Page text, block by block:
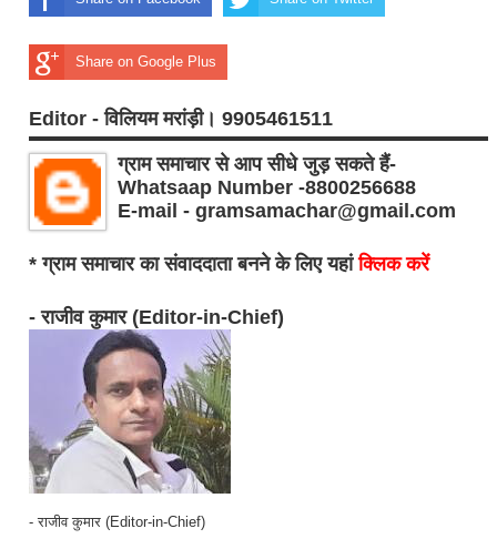
Share on Google Plus
Editor - विलियम मरांड़ी। 9905461511
ग्राम समाचार से आप सीधे जुड़ सकते हैं-
Whatsaap Number -8800256688
E-mail - gramsamachar@gmail.com
* ग्राम समाचार का संवाददाता बनने के लिए यहांक्लिक करें
- राजीव कुमार (Editor-in-Chief)
- राजीव कुमार (Editor-in-Chief)